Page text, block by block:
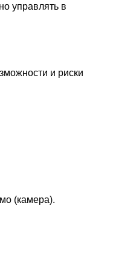
управлять в
и риски
(камера).